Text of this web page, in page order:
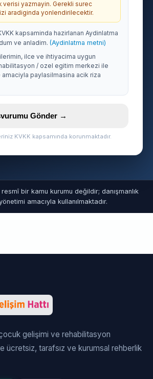
verisi yazmayin. Gerekli surec
aradiginda yonlendirilecektir.
kapsaminda hazirlanan Aydinlatma
ve anladim. (Aydinlatma metni)
ilce ve ihtiyacima uygun
/ ozel egitim merkezi ile
paylasilmasina acik riza
Gönder →
KVKK kapsamında korunmaktadır.
bir kamu kurumu değildir; danışmanlık
amacıyla kullanılmaktadır.
gelişimi ve rehabilitasyon
ücretsiz, tarafsız ve kurumsal rehberlik